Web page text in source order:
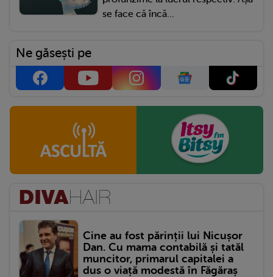
se face că încă...
Ne găsești pe
Cine au fost părinții lui Nicușor
Dan. Cu mama contabilă și tatăl
muncitor, primarul capitalei a
dus o viață modestă în Făgăraș